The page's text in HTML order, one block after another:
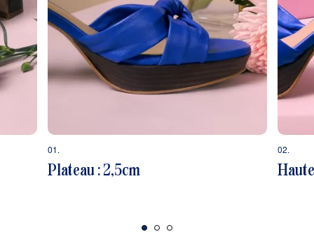
01.
Plateau : 2,5cm
02.